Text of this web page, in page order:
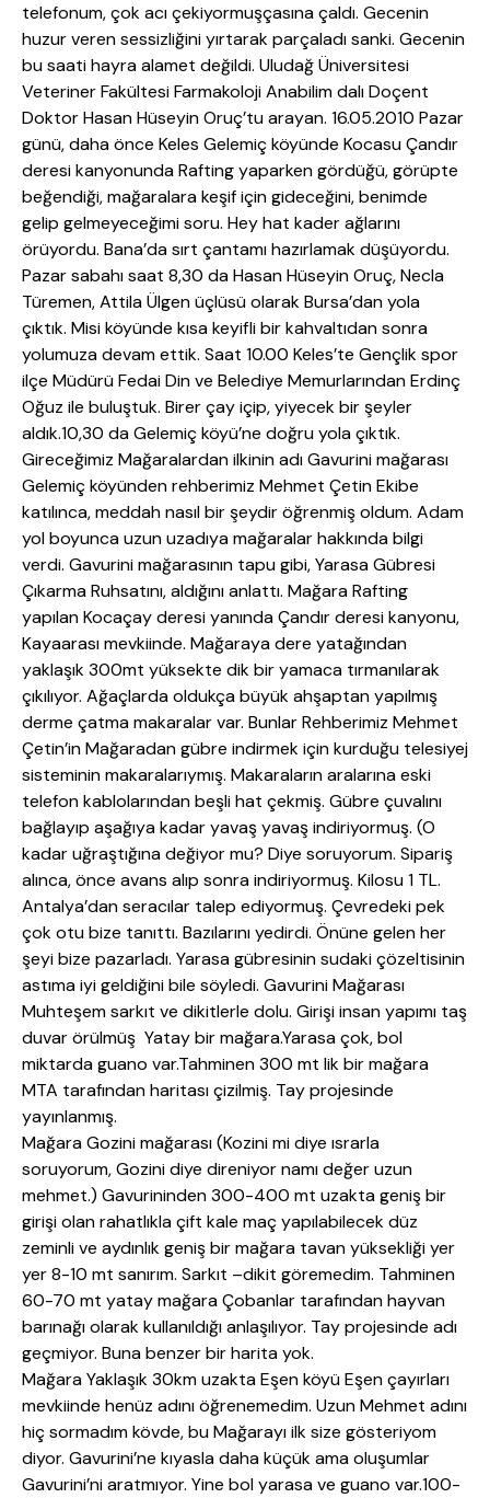
telefonum, çok acı çekiyormuşçasına çaldı. Gecenin
huzur veren sessizliğini yırtarak parçaladı sanki. Gecenin
bu saati hayra alamet değildi. Uludağ Üniversitesi
Veteriner Fakültesi Farmakoloji Anabilim dalı Doçent
Doktor Hasan Hüseyin Oruç’tu arayan. 16.05.2010 Pazar
günü, daha önce Keles Gelemiç köyünde Kocasu Çandır
deresi kanyonunda Rafting yaparken gördüğü, görüpte
beğendiği, mağaralara keşif için gideceğini, benimde
gelip gelmeyeceğimi soru. Hey hat kader ağlarını
örüyordu. Bana’da sırt çantamı hazırlamak düşüyordu.
Pazar sabahı saat 8,30 da Hasan Hüseyin Oruç, Necla
Türemen, Attila Ülgen üçlüsü olarak Bursa’dan yola
çıktık. Misi köyünde kısa keyifli bir kahvaltıdan sonra
yolumuza devam ettik. Saat 10.00 Keles’te Gençlik spor
ilçe Müdürü Fedai Din ve Belediye Memurlarından Erdinç
Oğuz ile buluştuk. Birer çay içip, yiyecek bir şeyler
aldık.10,30 da Gelemiç köyü’ne doğru yola çıktık.
Gireceğimiz Mağaralardan ilkinin adı Gavurini mağarası
Gelemiç köyünden rehberimiz Mehmet Çetin Ekibe
katılınca, meddah nasıl bir şeydir öğrenmiş oldum. Adam
yol boyunca uzun uzadıya mağaralar hakkında bilgi
verdi. Gavurini mağarasının tapu gibi, Yarasa Gübresi
Çıkarma Ruhsatını, aldığını anlattı. Mağara Rafting
yapılan Kocaçay deresi yanında Çandır deresi kanyonu,
Kayaarası mevkiinde. Mağaraya dere yatağından
yaklaşık 300mt yüksekte dik bir yamaca tırmanılarak
çıkılıyor. Ağaçlarda oldukça büyük ahşaptan yapılmış
derme çatma makaralar var. Bunlar Rehberimiz Mehmet
Çetin’in Mağaradan gübre indirmek için kurduğu telesiyej
sisteminin makaralarıymış. Makaraların aralarına eski
telefon kablolarından beşli hat çekmiş. Gübre çuvalını
bağlayıp aşağıya kadar yavaş yavaş indiriyormuş. (O
kadar uğraştığına değiyor mu? Diye soruyorum. Sipariş
alınca, önce avans alıp sonra indiriyormuş. Kilosu 1 TL.
Antalya’dan seracılar talep ediyormuş. Çevredeki pek
çok otu bize tanıttı. Bazılarını yedirdi. Önüne gelen her
şeyi bize pazarladı. Yarasa gübresinin sudaki çözeltisinin
astıma iyi geldiğini bile söyledi. Gavurini Mağarası
Muhteşem sarkıt ve dikitlerle dolu. Girişi insan yapımı taş
duvar örülmüş Yatay bir mağara.Yarasa çok, bol
miktarda guano var.Tahminen 300 mt lik bir mağara
MTA tarafından haritası çizilmiş. Tay projesinde
yayınlanmış.
Mağara Gozini mağarası (Kozini mi diye ısrarla
soruyorum, Gozini diye direniyor namı değer uzun
mehmet.) Gavurininden 300-400 mt uzakta geniş bir
girişi olan rahatlıkla çift kale maç yapılabilecek düz
zeminli ve aydınlık geniş bir mağara tavan yüksekliği yer
yer 8-10 mt sanırım. Sarkıt –dikit göremedim. Tahminen
60-70 mt yatay mağara Çobanlar tarafından hayvan
barınağı olarak kullanıldığı anlaşılıyor. Tay projesinde adı
geçmiyor. Buna benzer bir harita yok.
Mağara Yaklaşık 30km uzakta Eşen köyü Eşen çayırları
mevkiinde henüz adını öğrenemedim. Uzun Mehmet adını
hiç sormadım kövde, bu Mağarayı ilk size gösteriyom
diyor. Gavurini’ne kıyasla daha küçük ama oluşumlar
Gavurini’ni aratmıyor. Yine bol yarasa ve guano var.100-